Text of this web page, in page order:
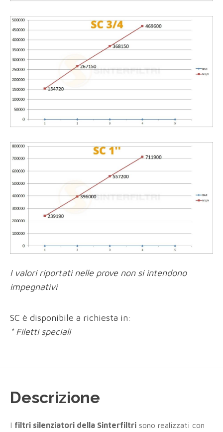
I valori riportati nelle prove non si intendono
impegnativi
SC è disponibile a richiesta in:
* Filetti speciali
Descrizione
I filtri silenziatori della Sinterfiltri sono realizzati con